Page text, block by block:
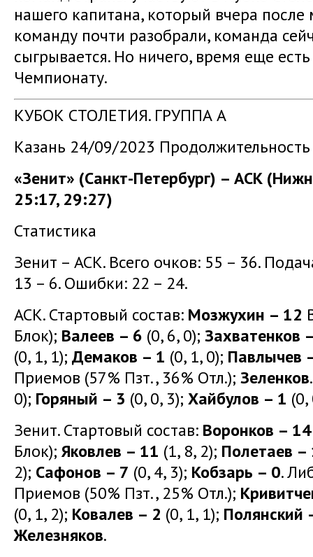
нашего капитана, который вчера после
команду почти разобрали, команда
сыгрывается. Но ничего, время еще
Чемпионату.
КУБОК СТОЛЕТИЯ. ГРУППА А
Казань 24/09/2023
«Зенит» (Санкт-Петербург) – АСК
25:17, 29:27)
Статистика
Зенит – АСК. Всего очков: 55 – 36.
13 – 6. Ошибки: 22 – 24.
АСК. Стартовый состав: Мозжухин – 12
Блок); Валеев – 6 (0, 6, 0); Захватенков
(0, 1, 1); Демаков – 1 (0, 1, 0); Павлычев
Приемов (57% Пзт., 36% Отл.); Зеленков
0); Горяный – 3 (0, 0, 3); Хайбулов – 1
Зенит. Стартовый состав: Воронков – 14
Блок); Яковлев – 11 (1, 8, 2); Полетаев –
2); Сафонов – 7 (0, 4, 3); Кобзарь – 0.
Приемов (50% Пзт., 25% Отл.);
(0, 1, 2); Ковалев – 2 (0, 1, 1); Полянский
Железняков.